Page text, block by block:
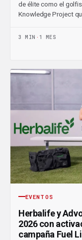
de élite como el
Knowledge Project
3 MIN · 1 MES
EVENTOS
Herbalife y
2026 con
campaña Fuel